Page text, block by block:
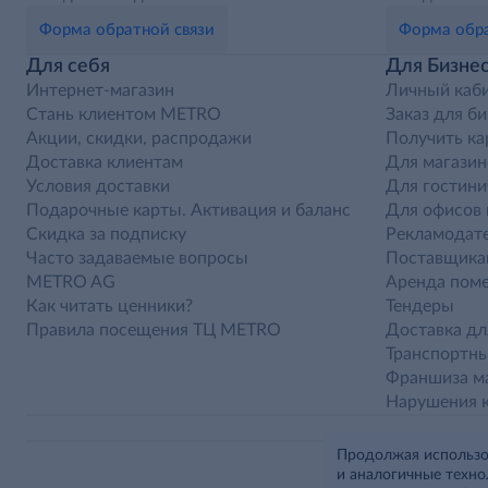
Форма обратной связи Форма
Для себя
Интернет-магазин
Стань клиентом METRO
Акции, скидки, распродажи
Доставка клиентам
Условия доставки
Подарочные карты. Активация и баланс
Скидка за подписку
Часто задаваемые вопросы
METRO AG
Как читать ценники?
Правила посещения ТЦ METRO
Для
Личный
Заказ для
Получить
Для
Для
Для офисов
Аренда
Тендеры
Доставка
Франшиза
Нарушения
Продолжая
и аналогичные